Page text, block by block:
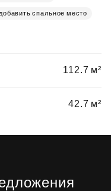
спальное место
112.7 м²
42.7 м²